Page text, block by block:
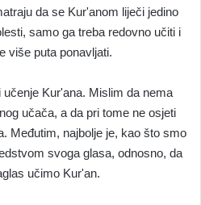
da se Kur'anom liječi jedino
samo ga treba redovno učiti i
više puta ponavljati.
učenje Kur'ana. Mislim da nema
učača, a da pri tome ne osjeti
Međutim, najbolje je, kao što smo
svoga glasa, odnosno, da
učimo Kur'an.